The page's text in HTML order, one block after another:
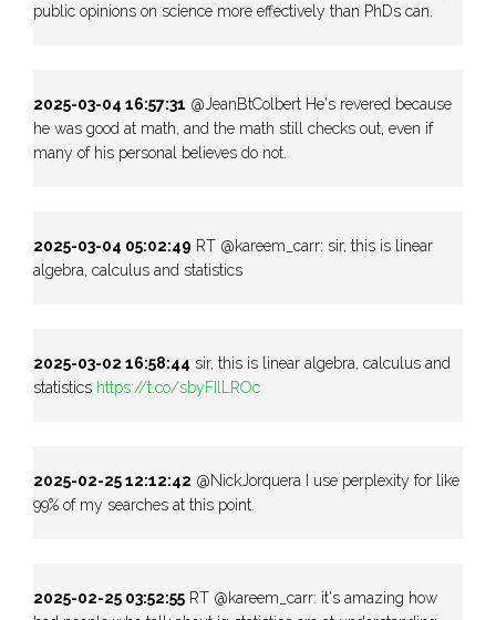
public opinions on science more effectively than PhDs can.
2025-03-04 16:57:31 @JeanBtColbert He's revered because
he was good at math, and the math still checks out, even if
many of his personal believes do not.
2025-03-04 05:02:49 RT @kareem_carr: sir, this is linear
algebra, calculus and statistics
2025-03-02 16:58:44 sir, this is linear algebra, calculus and
statistics https://t.co/sbyFIlLROc
2025-02-25 12:12:42 @NickJorquera I use perplexity for like
99% of my searches at this point.
2025-02-25 03:52:55 RT @kareem_carr: it's amazing how